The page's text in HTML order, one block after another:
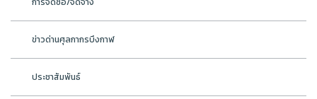
ข่าวด่านศุลกากรบึงกาฬ
ประชาสัมพันธ์